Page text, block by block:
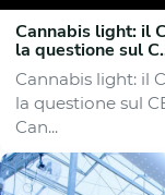
Cannabis light: il
la questione sul
Cannabis light: il
la questione sul
Can...